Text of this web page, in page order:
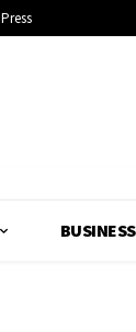
BUSINESS